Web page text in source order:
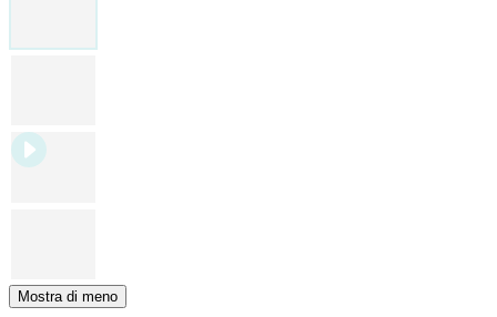
Mostra di meno